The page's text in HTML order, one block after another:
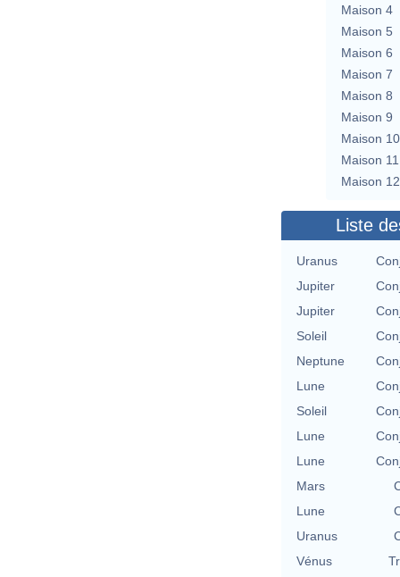
Maison 4
Maison 5
Maison 6
Maison 7
Maison 8
Maison 9
Maison 10
Maison 11
Maison 12
Liste
Uranus
Jupiter
Jupiter
Soleil
Neptune
Lune
Soleil
Lune
Lune
Mars
Lune
Uranus
Vénus